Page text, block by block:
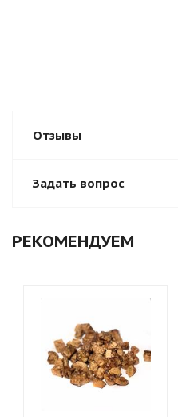
Отзывы
Задать вопрос
РЕКОМЕНДУЕМ